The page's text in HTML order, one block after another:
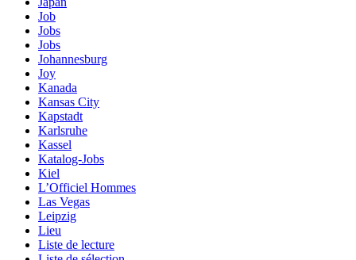
Job
Jobs
Jobs
Johannesburg
Joy
Kanada
Kansas City
Kapstadt
Karlsruhe
Kassel
Katalog-Jobs
Kiel
L’Officiel Hommes
Las Vegas
Leipzig
Lieu
Liste de lecture